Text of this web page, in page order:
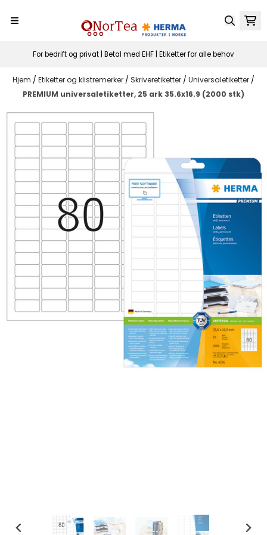
For bedrift og privat | Betal med EHF | Etiketter for alle behov
Hjem / Etiketter og klistremerker / Skriveretiketter / Universaletiketter /
PREMIUM universaletiketter, 25 ark 35.6x16.9 (2000 stk)